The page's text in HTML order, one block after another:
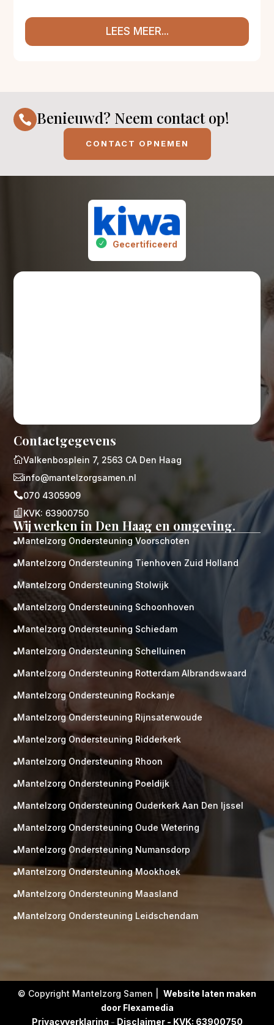
LEES MEER...
 Benieuwd? Neem contact op!
CONTACT OPNEMEN
Gecertificeerd
Gratis
M
Neem vrijblijvend contact op!
Hoog gekwalificeerd
Kennismakingsgesprek
Contactgegevens
Valkenbosplein 7, 2563 CA Den Haag
info@mantelzorgsamen.nl
070 4305909
 KVK: 63900750
Wij werken in Den Haag en omgeving.
Mantelzorg Ondersteuning Voorschoten
Mantelzorg Ondersteuning Tienhoven Zuid Holland
Mantelzorg Ondersteuning Stolwijk
Mantelzorg Ondersteuning Schoonhoven
Mantelzorg Ondersteuning Schiedam
Mantelzorg Ondersteuning Schelluinen
Mantelzorg Ondersteuning Rotterdam Albrandswaard
Mantelzorg Ondersteuning Rockanje
Mantelzorg Ondersteuning Rijnsaterwoude
Mantelzorg Ondersteuning Ridderkerk
Mantelzorg Ondersteuning Rhoon
Mantelzorg Ondersteuning Poeldijk
Mantelzorg Ondersteuning Ouderkerk Aan Den Ijssel
Mantelzorg Ondersteuning Oude Wetering
Mantelzorg Ondersteuning Numansdorp
Mantelzorg Ondersteuning Mookhoek
Mantelzorg Ondersteuning Maasland
Mantelzorg Ondersteuning Leidschendam
© Copyright Mantelzorg Samen | Website laten maken
door Flexamedia
Privacyverklaring - Disclaimer - KVK: 63900750